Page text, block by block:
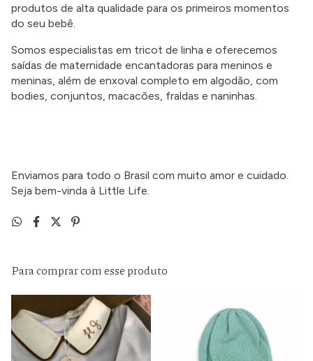
produtos de alta qualidade para os primeiros momentos
do seu bebê.
Somos especialistas em tricot de linha e oferecemos
saídas de maternidade encantadoras para meninos e
meninas, além de enxoval completo em algodão, com
bodies, conjuntos, macacões, fraldas e naninhas.
Enviamos para todo o Brasil com muito amor e cuidado.
Seja bem-vinda à Little Life.
Para comprar com esse produto